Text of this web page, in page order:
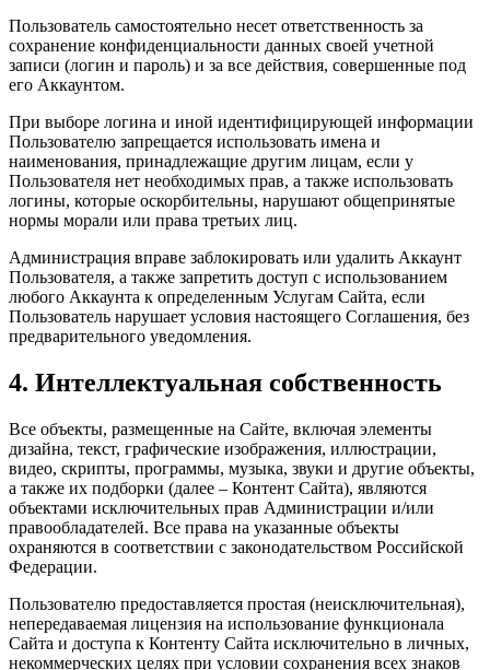
Пользователь самостоятельно несет ответственность за
сохранение конфиденциальности данных своей учетной
записи (логин и пароль) и за все действия, совершенные под
его Аккаунтом.
При выборе логина и иной идентифицирующей информации
Пользователю запрещается использовать имена и
наименования, принадлежащие другим лицам, если у
Пользователя нет необходимых прав, а также использовать
логины, которые оскорбительны, нарушают общепринятые
нормы морали или права третьих лиц.
Администрация вправе заблокировать или удалить Аккаунт
Пользователя, а также запретить доступ с использованием
любого Аккаунта к определенным Услугам Сайта, если
Пользователь нарушает условия настоящего Соглашения, без
предварительного уведомления.
4. Интеллектуальная собственность
Все объекты, размещенные на Сайте, включая элементы
дизайна, текст, графические изображения, иллюстрации,
видео, скрипты, программы, музыка, звуки и другие объекты,
а также их подборки (далее – Контент Сайта), являются
объектами исключительных прав Администрации и/или
правообладателей. Все права на указанные объекты
охраняются в соответствии с законодательством Российской
Федерации.
Пользователю предоставляется простая (неисключительная),
непередаваемая лицензия на использование функционала
Сайта и доступа к Контенту Сайта исключительно в личных,
некоммерческих целях при условии сохранения всех знаков